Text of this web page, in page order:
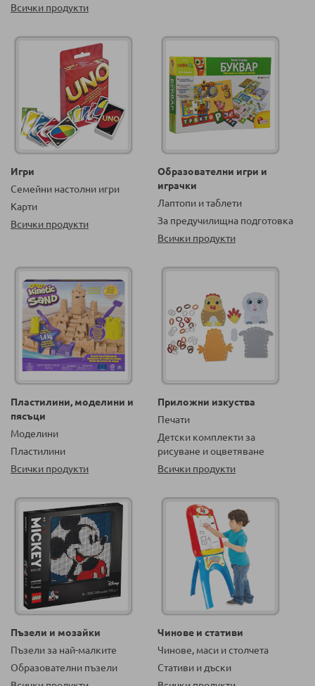
Всички продукти
Игри
Семейни настолни игри
Карти
Всички продукти
Образователни игри и
играчки
Лаптопи и таблети
За предучилищна подготовка
Всички продукти
Пластилини, моделини и
пясъци
Моделини
Пластилини
Всички продукти
Приложни изкуства
Печати
Детски комплекти за
рисуване и оцветяване
Всички продукти
Пъзели и мозайки
Пъзели за най-малките
Образователни пъзели
Чинове и стативи
Чинове, маси и столчета
Стативи и дъски